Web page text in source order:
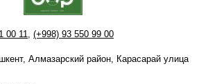
00 11, (+998) 93 550 99 00
Алмазарский район, Карасарай улица